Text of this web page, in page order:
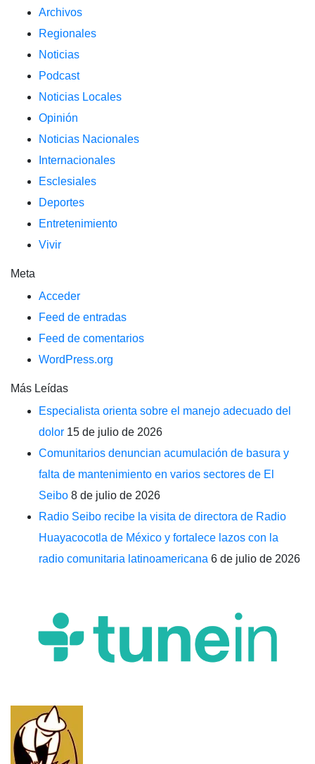
Archivos
Regionales
Noticias
Podcast
Noticias Locales
Opinión
Noticias Nacionales
Internacionales
Esclesiales
Deportes
Entretenimiento
Vivir
Meta
Acceder
Feed de entradas
Feed de comentarios
WordPress.org
Más Leídas
Especialista orienta sobre el manejo adecuado del
dolor 15 de julio de 2026
Comunitarios denuncian acumulación de basura y
falta de mantenimiento en varios sectores de El
Seibo 8 de julio de 2026
Radio Seibo recibe la visita de directora de Radio
Huayacocotla de México y fortalece lazos con la
radio comunitaria latinoamericana 6 de julio de 2026